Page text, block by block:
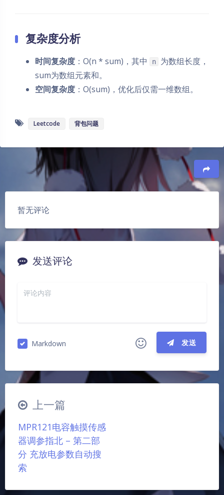
夜间模式
复杂度分析
时间复杂度 ：O(n * sum)，其中 n
为数组长度，
sum为数组元素和。
空间复杂度 ：O(sum)，优化后仅需一维数组。
Leetcode 背包问题
豆
暂无评论
发送评论
Markdown 发送
|´・ω・)ノ ヾ(≧∇≦*)ゝ
(☆ω☆)
∠( ᐛ 」∠)＿
୧(๑•̀⌄•́๑)૭
(´இ皿இ｀)
⌇●﹏●⌇
(╯°A°)╯︵○○○
上一篇
MPR121电容触摸传感
器调参指北 – 第二部
分 充放电参数自动搜
索